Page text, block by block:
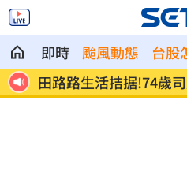
即時 颱風動態 台股
1
adidas推珍奶限定鞋！
碼